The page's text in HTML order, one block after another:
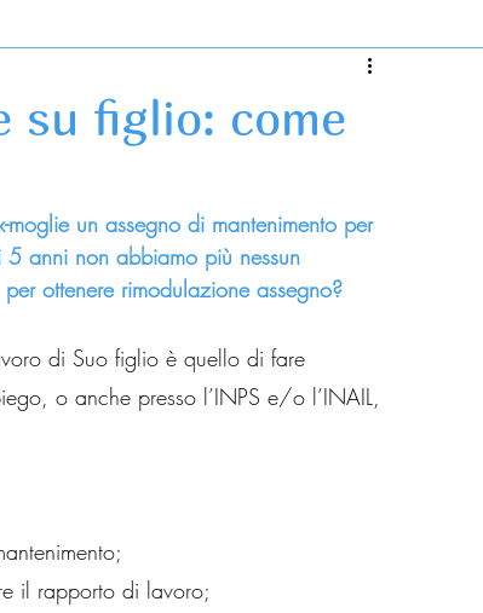
su figlio: come
un assegno di mantenimento per
anni non abbiamo più nessun
ottenere rimodulazione assegno?
di Suo figlio è quello di fare
o anche presso l’INPS e/o l’INAIL,
il rapporto di lavoro;